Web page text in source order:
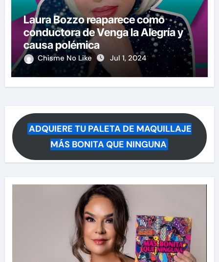
Laura Bozzo reaparece como
conductora de Venga la Alegría y
causa polémica
Chisme No Like Jul 1, 2024
ADQUIERE TU PALETA DE MAQUILLAJE
MÁS BONITA QUE NINGUNA